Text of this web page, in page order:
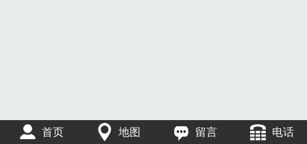
首页 地图 留言 电话